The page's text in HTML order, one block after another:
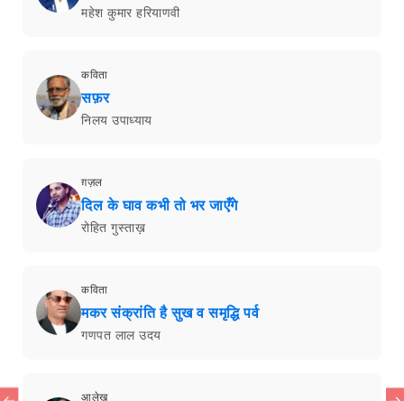
महेश कुमार हरियाणवी
कविता
सफ़र
निलय उपाध्याय
ग़ज़ल
दिल के घाव कभी तो भर जाएँगे
रोहित गुस्ताख़
कविता
मकर संक्रांति है सुख व समृद्धि पर्व
गणपत लाल उदय
आलेख